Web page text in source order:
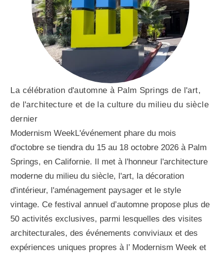
La célébration d'automne à Palm Springs de l'art,
de l'architecture et de la culture du milieu du siècle
dernier
Modernism WeekL'événement phare du mois
d'octobre se tiendra du 15 au 18 octobre 2026 à Palm
Springs, en Californie. Il met à l'honneur l'architecture
moderne du milieu du siècle, l'art, la décoration
d'intérieur, l'aménagement paysager et le style
vintage. Ce festival annuel d’automne propose plus de
50 activités exclusives, parmi lesquelles des visites
architecturales, des événements conviviaux et des
expériences uniques propres à l’ Modernism Week et